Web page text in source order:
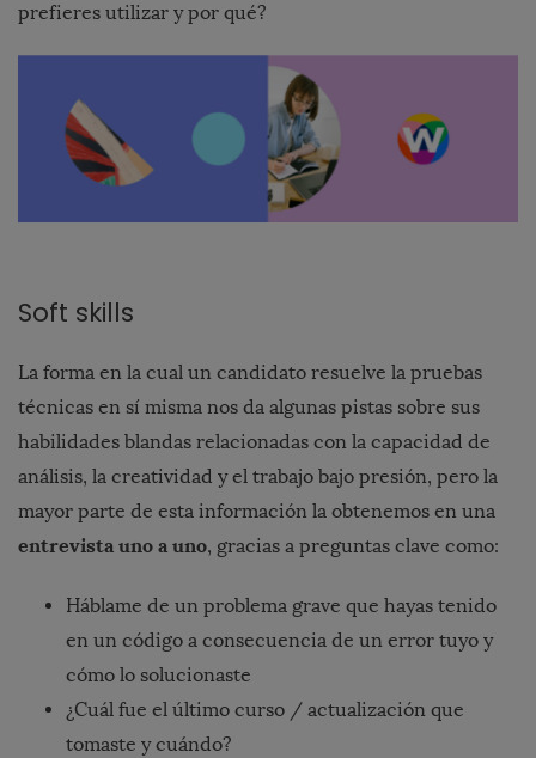
prefieres utilizar y por qué?
Soft skills
La forma en la cual un candidato resuelve la pruebas
técnicas en sí misma nos da algunas pistas sobre sus
habilidades blandas relacionadas con la capacidad de
análisis, la creatividad y el trabajo bajo presión, pero la
mayor parte de esta información la obtenemos en una
entrevista uno a uno, gracias a preguntas clave como:
Háblame de un problema grave que hayas tenido
en un código a consecuencia de un error tuyo y
cómo lo solucionaste
¿Cuál fue el último curso / actualización que
tomaste y cuándo?